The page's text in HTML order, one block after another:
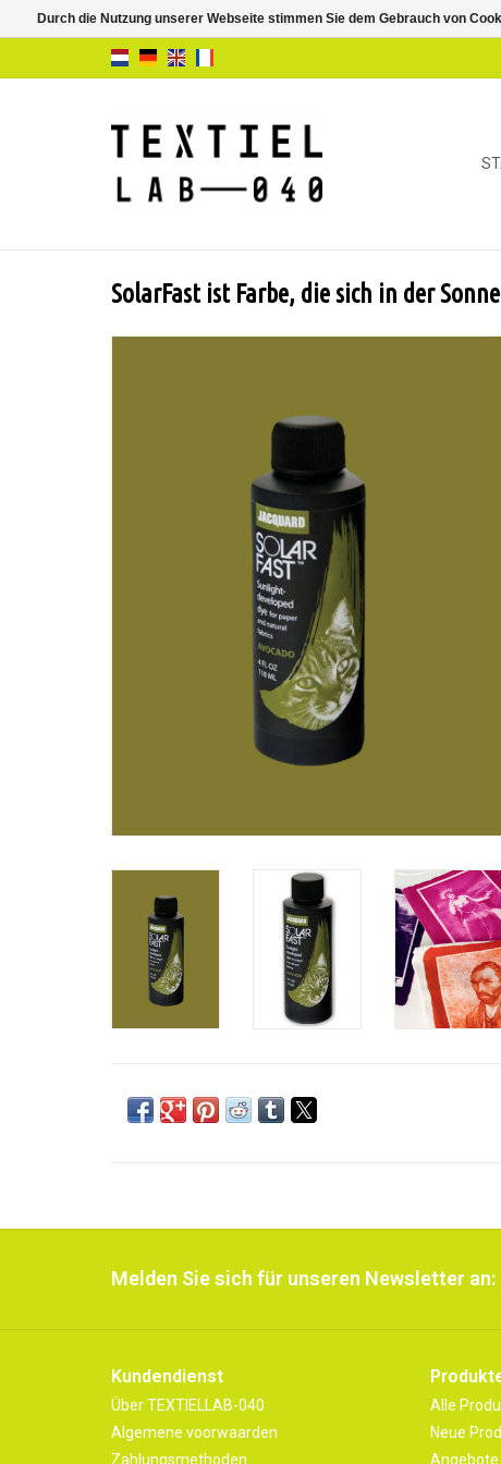
SolarFast ist Farbe, die sich in der
Melden Sie sich für unseren Newsletter an:
Kundendienst
Über TEXTIELLAB-040
Algemene voorwaarden
Zahlungsmethoden
Alle
Neue
Angebote
Durch die Nutzung unserer Webseite stimmen Sie dem Gebrauch von